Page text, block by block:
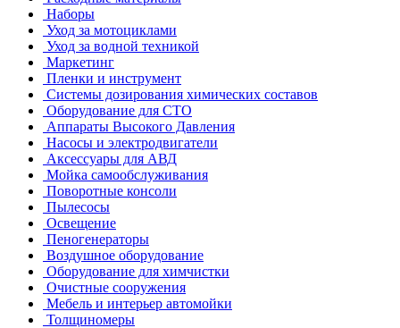
Наборы
Уход за мотоциклами
Уход за водной техникой
Маркетинг
Пленки и инструмент
Системы дозирования химических составов
Оборудование для СТО
Аппараты Высокого Давления
Насосы и электродвигатели
Аксессуары для АВД
Мойка самообслуживания
Поворотные консоли
Пылесосы
Освещение
Пеногенераторы
Воздушное оборудование
Оборудование для химчистки
Очистные сооружения
Мебель и интерьер автомойки
Толщиномеры